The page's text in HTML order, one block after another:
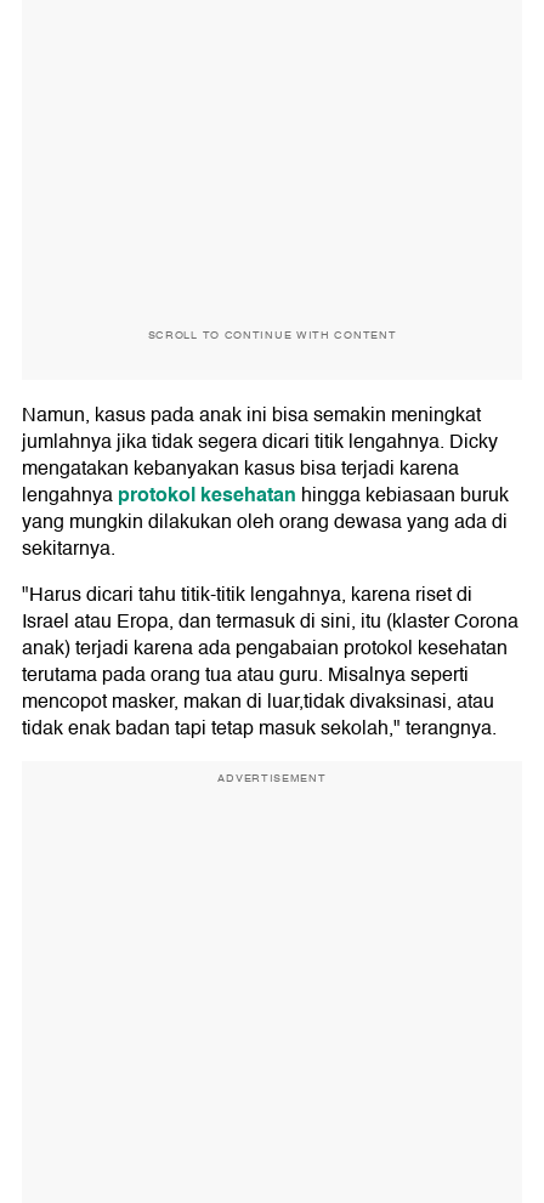
SCROLL TO CONTINUE WITH CONTENT
Namun, kasus pada anak ini bisa semakin meningkat
jumlahnya jika tidak segera dicari titik lengahnya. Dicky
mengatakan kebanyakan kasus bisa terjadi karena
lengahnyaprotokol kesehatan hingga kebiasaan buruk
yang mungkin dilakukan oleh orang dewasa yang ada di
sekitarnya.
"Harus dicari tahu titik-titik lengahnya, karena riset di
Israel atau Eropa, dan termasuk di sini, itu (klaster Corona
anak) terjadi karena ada pengabaian protokol kesehatan
terutama pada orang tua atau guru. Misalnya seperti
mencopot masker, makan di luar,tidak divaksinasi, atau
tidak enak badan tapi tetap masuk sekolah," terangnya.
ADVERTISEMENT